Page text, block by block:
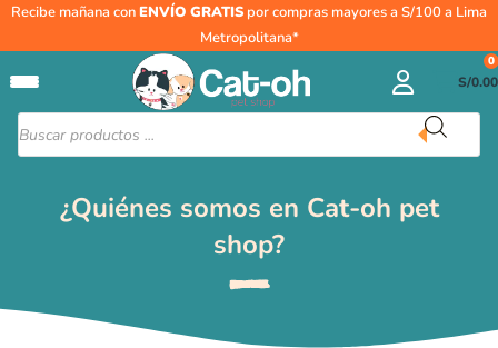
Recibe mañana conENVÍO GRATIS por compras mayores a S/100 a Lima
Metropolitana*
Búsqueda
de
productos
S/0.00
0
¿Quiénes somos en Cat-oh pet
shop?​